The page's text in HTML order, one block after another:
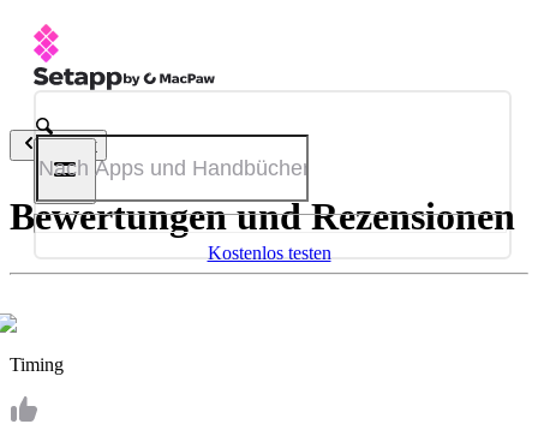
Kostenlos testen
Zurück
Bewertungen und Rezensionen
Timing